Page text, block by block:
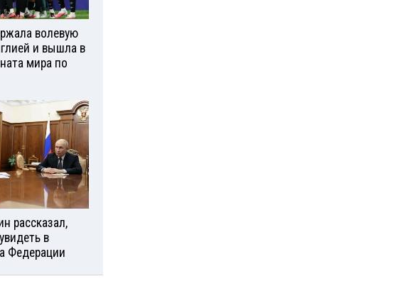
волевую
и вышла в
мира по
рассказал,
в
Федерации